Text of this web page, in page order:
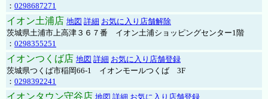
： 0298687271
イオン土浦店 地図 詳細 お気に入り店舗解除
茨城県土浦市上高津３６７番 イオン土浦ショッピングセンター1階
： 0298355251
イオンつくば店 地図 詳細 お気に入り店舗登録
茨城県つくば市稲岡66-1 イオンモールつくば 3F
： 0298392241
イオンタウン守谷店 地図 詳細 お気に入り店舗登録